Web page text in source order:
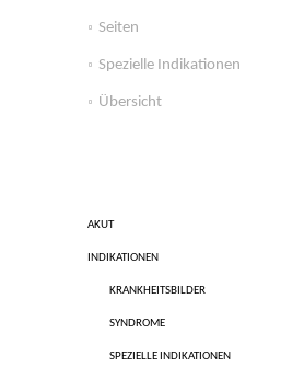
Seiten
Spezielle Indikationen
Übersicht
AKUT
INDIKATIONEN
KRANKHEITSBILDER
SYNDROME
SPEZIELLE INDIKATIONEN